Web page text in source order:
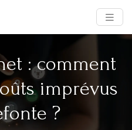
: comment
imprévus
?